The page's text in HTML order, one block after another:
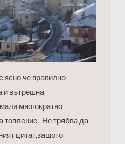
ясно че правилно
и вътрешна
многократно
топление. Не трябва да
цитат,защото